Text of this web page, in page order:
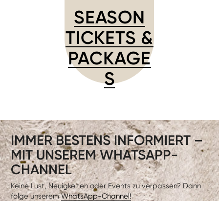
SEASON
TICKETS &
PACKAGE
S
IMMER BESTENS INFORMIERT –
MIT UNSEREM WHATSAPP-
CHANNEL
Keine Lust, Neuigkeiten oder Events zu verpassen? Dann
folge unseremWhatsApp-Channel!